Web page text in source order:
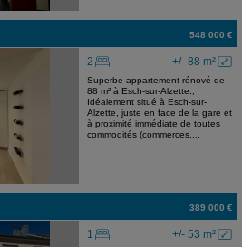
548 000 €
+/- 88 m²
2
Superbe appartement rénové de
88 m² à Esch-sur-Alzette.;
Idéalement situé à Esch-sur-
Alzette, juste en face de la gare et
à proximité immédiate de toutes
commodités (commerces,...
389 000 €
+/- 53 m²
1